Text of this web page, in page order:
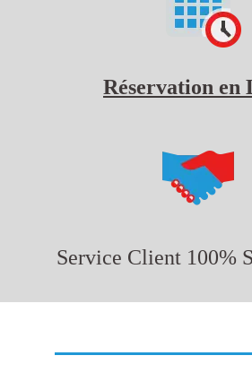
Réservation en
Service Client 100%